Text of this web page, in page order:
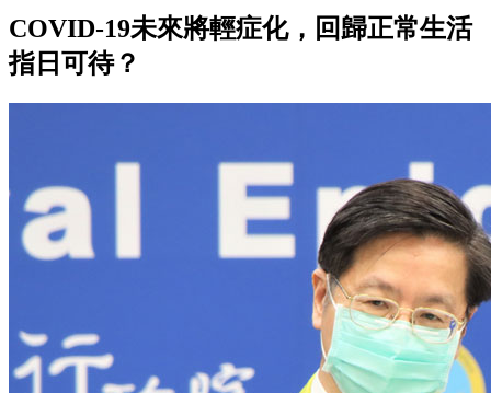
COVID-19未來將輕症化，回歸正常生活
指日可待？